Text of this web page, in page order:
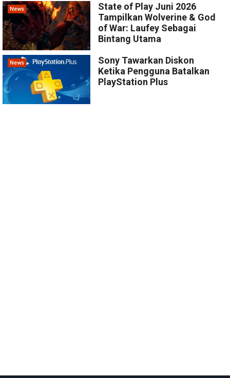
News
State of Play Juni 2026
Tampilkan Wolverine & God
of War: Laufey Sebagai
Bintang Utama
News
Sony Tawarkan Diskon
Ketika Pengguna Batalkan
PlayStation Plus